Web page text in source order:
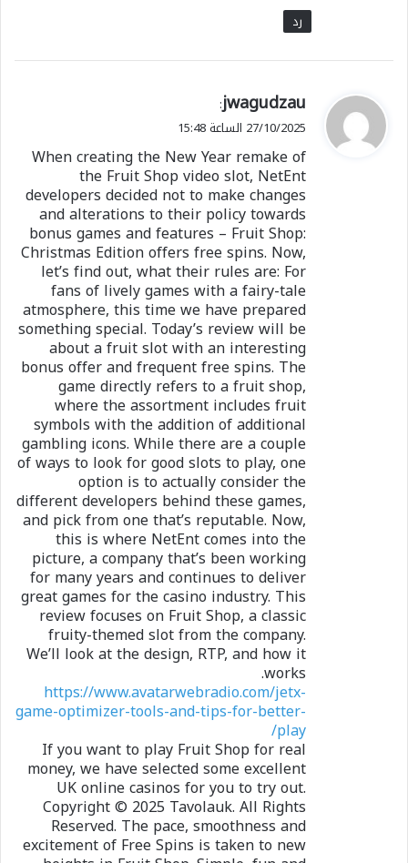
رد
ي
ق
ل
jwagudzau
:
27/10/2025 الساعة 15:48
When creating the New Year remake of
the Fruit Shop video slot, NetEnt
developers decided not to make changes
and alterations to their policy towards
bonus games and features – Fruit Shop:
Christmas Edition offers free spins. Now,
let’s find out, what their rules are: For
fans of lively games with a fairy-tale
atmosphere, this time we have prepared
something special. Today’s review will be
about a fruit slot with an interesting
bonus offer and frequent free spins. The
game directly refers to a fruit shop,
where the assortment includes fruit
symbols with the addition of additional
gambling icons. While there are a couple
of ways to look for good slots to play, one
option is to actually consider the
different developers behind these games,
and pick from one that’s reputable. Now,
this is where NetEnt comes into the
picture, a company that’s been working
for many years and continues to deliver
great games for the casino industry. This
review focuses on Fruit Shop, a classic
fruity-themed slot from the company.
We’ll look at the design, RTP, and how it
works.
https://www.avatarwebradio.com/jetx-
game-optimizer-tools-and-tips-for-better-
play/
If you want to play Fruit Shop for real
money, we have selected some excellent
UK online casinos for you to try out.
Copyright © 2025 Tavolauk. All Rights
Reserved. The pace, smoothness and
excitement of Free Spins is taken to new